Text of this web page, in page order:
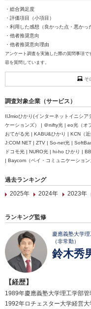
・総合満足度
・評価項目（小項目）
・利用した感想（良かった点・悪かっ
・他者推奨意向
・他者推奨意向理由
アンケート調査を実施した際の質問事項
容を質問しています。
そ
調査対象企業（サービス）
IIJmioひかり(インターネットイニシ
ケーションズ） | ＠nifty光 | eo光（オ
おてがる光 | KABU&ひかり | KCN（
J:COM NET | ZTV | So-net光 |
ドコモ光 | NURO光 | hi-ho ひかり |
| Baycom（ベイ・コミュニケーショ
過去ランキング
2025年
2024年 2023年
ランキング監修
慶應義塾大学
（非常勤）
鈴木秀
【経歴】
1989年慶應義塾大学理工学部管
1992年ロチェスター大学経営大